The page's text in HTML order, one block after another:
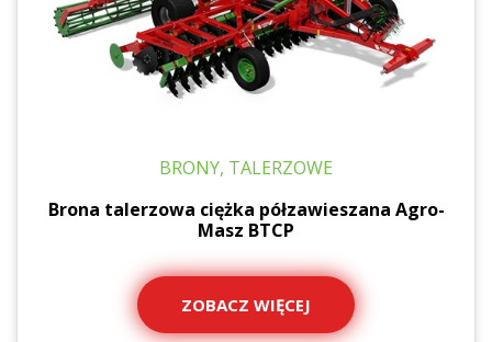
BRONY, TALERZOWE
Brona talerzowa ciężka półzawieszana Agro-
Masz BTCP
ZOBACZ WIĘCEJ